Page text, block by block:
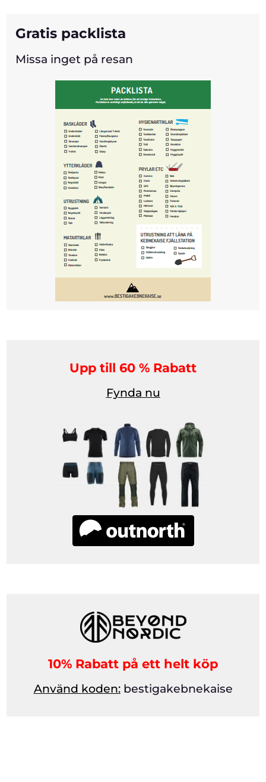
Gratis packlista
Missa inget på resan
Upp till 60 % Rabatt
Fynda nu
10% Rabatt på ett helt köp
Använd koden:bestigakebnekaise